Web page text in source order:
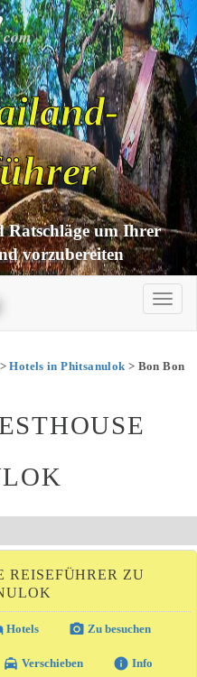
com
um Ihrer
vorzubereiten
>Hotels in Phitsanulok > Bon Bon
REISEFÜHRER ZU
Hotels photo_camera Zu besuchen
local_taxi Verschieben info Info